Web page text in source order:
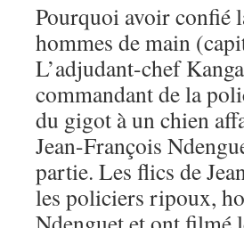
Pourquoi avoir confié
hommes de main
L’adjudant-chef
commandant de la
du gigot à un chien
Jean-François
partie. Les flics de
les policiers ripoux,